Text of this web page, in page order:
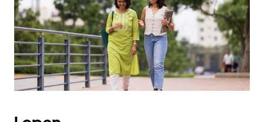
op
Escape
om
de
agenda
te
sluiten.